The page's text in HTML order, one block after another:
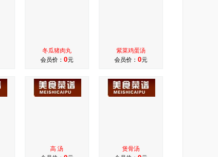
冬瓜猪肉丸
会员价： 0元
紫菜鸡蛋汤
会员价： 0元
高 汤
煲骨汤